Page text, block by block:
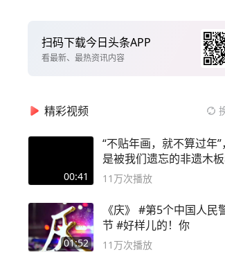
扫码下载今日头条APP
看最新、最热资讯内容
精彩视频
00:41
“不贴年画，就不算过年
是被我们遗忘的非遗木
11万次播放
01:52
《庆》 #第5个中国人民
节 #好样儿的！你
11万次播放